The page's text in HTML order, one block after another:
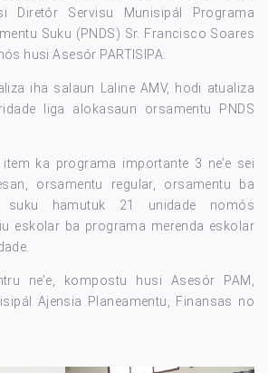
Diretór Servisu Munisipál Programa
Suku (PNDS) Sr. Francisco Soares
husi Asesór PARTISIPA.
iha salaun Laline AMV, hodi atualiza
liga alokasaun orsamentu PNDS
item ka programa importante 3 ne’e sei
orsamentu regular, orsamentu ba
suku hamutuk 21 unidade nomós
eskolar ba programa merenda eskolar
ne’e, kompostu husi Asesór PAM,
Ajensia Planeamentu, Finansas no